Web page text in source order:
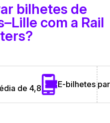
bilhetes de
com a Rail
de 4,8
E-bilhetes